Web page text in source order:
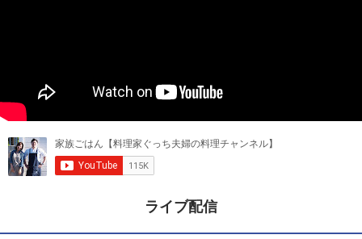
ライブ配信